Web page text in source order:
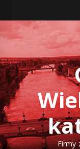
to
content
Firmy